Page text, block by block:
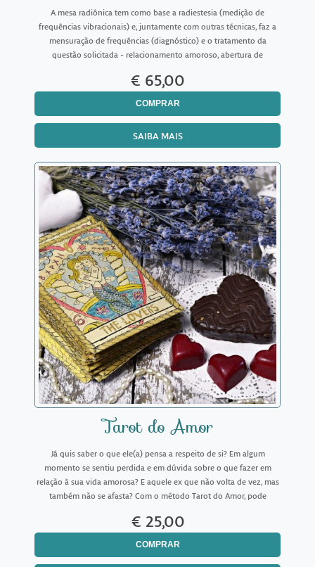
A mesa radiônica tem como base a radiestesia (medição de
frequências vibracionais) e, juntamente com outras técnicas, faz a
mensuração de frequências (diagnóstico) e o tratamento da
questão solicitada - relacionamento amoroso, abertura de
€ 65,00
COMPRAR
SAIBA MAIS
Tarot do Amor
Já quis saber o que ele(a) pensa a respeito de si? Em algum
momento se sentiu perdida e em dúvida sobre o que fazer em
relação à sua vida amorosa? E aquele ex que não volta de vez, mas
também não se afasta? Com o método Tarot do Amor, pode
€ 25,00
COMPRAR